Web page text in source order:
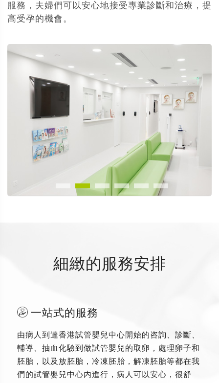
服務，夫婦們可以安心地接受專業診斷和治療，提
高受孕的機會。
細緻的服務安排
一站式的服務
由病人到達香港試管嬰兒中心開始的咨詢、診斷、
輔導、抽血化驗到做試管嬰兒的取卵，處理卵子和
胚胎，以及放胚胎，冷凍胚胎，解凍胚胎等都在我
們的試管嬰兒中心内進行，病人可以安心，很舒